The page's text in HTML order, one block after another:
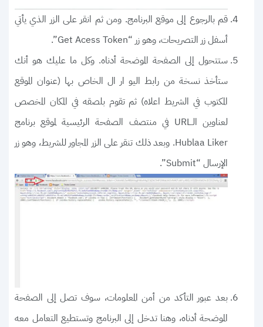
قم بالرجوع إلى موقع البرنامج. ومن ثم انقر على الزر الذي يأتي
أسفل زر التصريحات، وهو زر “Get Acess Token”.
ستتحول إلى الصفحة الموضحة أدناه. وكل ما عليك هو أنك
ستأخذ نسخة من رابط اليو ار ال الخاص بها (عنوان الموقع
المكتوب في الشريط اعلاه) ثم تقوم بلصقه في المكان المخصص
لعناوين الـURL في منتصف الصفحة الرئيسية لموقع برنامج
Hublaa Liker. وبعد ذلك تنقر على الزر المجاور للشريط، وهو زر
الإرسال “Submit”.
بعد عبور التأكد من أمن المعلومات، سوف تصل إلى الصفحة
الموضحة أدناه، وهنا تدخل إلى البرنامج وتستطيع التعامل معه